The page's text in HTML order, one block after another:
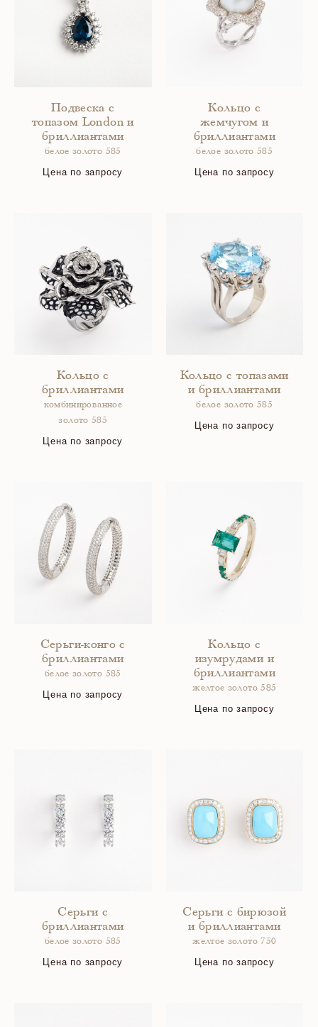
Подвеска с
топазом London и
бриллиантами
белое золото 585
Цена по запросу
Кольцо с
жемчугом и
бриллиантами
белое золото 585
Цена по запросу
Кольцо с
бриллиантами
комбинированное
золото 585
Цена по запросу
Кольцо с топазами
и бриллиантами
белое золото 585
Цена по запросу
Серьги-конго с
бриллиантами
белое золото 585
Цена по запросу
Кольцо с
изумрудами и
бриллиантами
желтое золото 585
Цена по запросу
Серьги с
бриллиантами
белое золото 585
Цена по запросу
Серьги с бирюзой
и бриллиантами
желтое золото 750
Цена по запросу